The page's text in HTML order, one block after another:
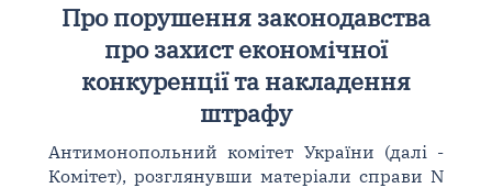
Про порушення законодавства
про захист економічної
конкуренції та накладення
штрафу
Антимонопольний комітет України (далі -
Комітет), розглянувши матеріали справи N